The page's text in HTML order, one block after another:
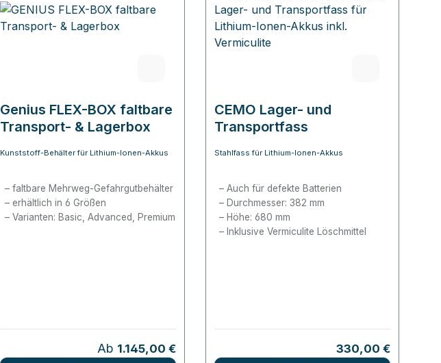
Genius FLEX-BOX faltbare
Transport- & Lagerbox
Kunststoff-Behälter für Lithium-Ionen-Akkus
faltbare Mehrweg-Gefahrgutbehälter
erhältlich in 6 Größen
Varianten: Basic, Advanced, Premium
Regulärer Preis:
Ab 1.145,00 €
CEMO Lager- und
Transportfass
Stahlfass für Lithium-Ionen-Akkus
Auch für defekte Batterien
Durchmesser: 382 mm
Höhe: 680 mm
Inklusive Vermiculite Löschmittel
Regulärer Preis:
330,00 €